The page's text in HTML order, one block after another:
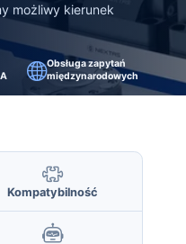
możliwy kierunek
Obsługa zapytań
międzynarodowych
Kompatybilność